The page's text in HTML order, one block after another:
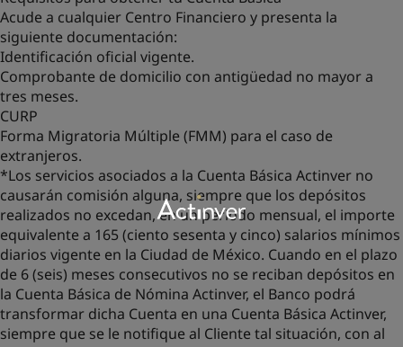
Acude a cualquier Centro Financiero y presenta la
siguiente documentación:
Identificación oficial vigente.
Comprobante de domicilio con antigüedad no mayor a
tres meses.
CURP
Forma Migratoria Múltiple (FMM) para el caso de
extranjeros.
*Los servicios asociados a la Cuenta Básica Actinver no
causarán comisión alguna, siempre que los depósitos
realizados no excedan, en un periodo mensual, el importe
equivalente a 165 (ciento sesenta y cinco) salarios mínimos
diarios vigente en la Ciudad de México. Cuando en el plazo
de 6 (seis) meses consecutivos no se reciban depósitos en
la Cuenta Básica de Nómina Actinver, el Banco podrá
transformar dicha Cuenta en una Cuenta Básica Actinver,
siempre que se le notifique al Cliente tal situación, con al